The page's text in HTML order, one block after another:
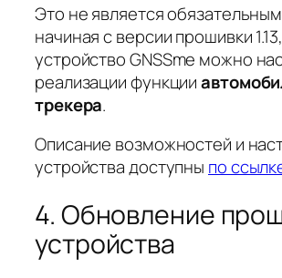
Это не является
начиная с версии прошивки 1.13,
устройство GNSSme можно
реализации функции
трекера.
Описание возможностей и
устройства доступны по
4. Обновление
устройства